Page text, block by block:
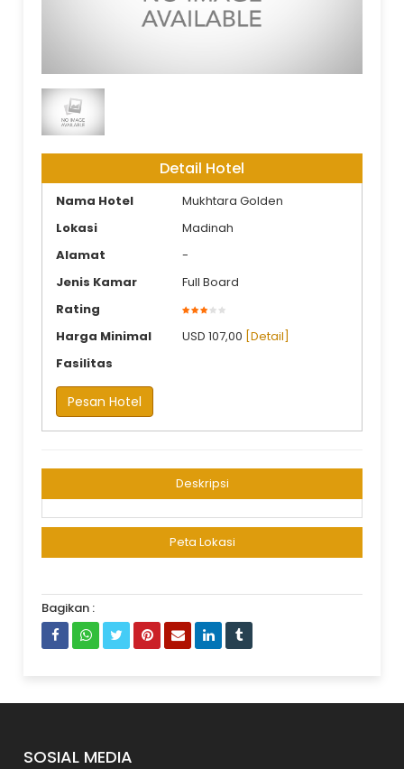
Detail Hotel
Nama Hotel
Mukhtara Golden
Lokasi
Madinah
Alamat
-
Jenis Kamar
Full Board
Rating
Harga Minimal
USD 107,00 [Detail]
Fasilitas
Pesan Hotel
Deskripsi
Peta Lokasi
Bagikan :
SOSIAL MEDIA